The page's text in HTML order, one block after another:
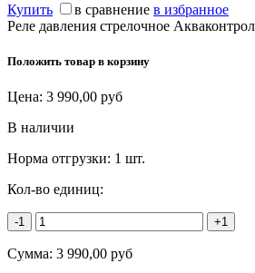
Купить в сравнение в избранное
Реле давления стрелочное
Положить товар в корзину
Цена: 3 990,00 руб
В наличии
Норма отгрузки: 1 шт.
Кол-во единиц:
-1 +1
Сумма: 3 990,00 руб